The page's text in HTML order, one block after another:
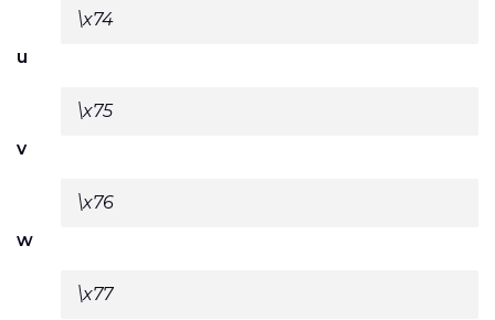
\x74
u
\x75
v
\x76
w
\x77